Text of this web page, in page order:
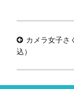
ズ
稿
ナ
ビ
カメラ女子
込）